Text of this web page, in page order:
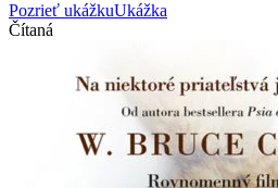
Pozrieť ukážkuUkážka
Čítaná